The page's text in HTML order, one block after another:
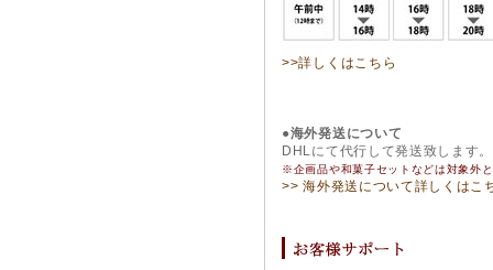
>>詳しくはこちら
●海外発送について
DHLにて代行して発送致します。
※企画品や和菓子セットなどは対象外
>> 海外発送について詳しくはこ